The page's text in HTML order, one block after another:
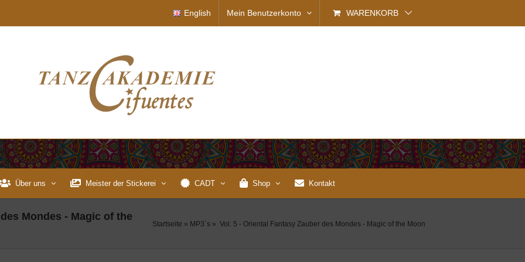
English Mein Benutzerkonto WARENKORB
Über uns Meister der Stickerei CADT Shop Kontakt
Mondes - Magic of the
Startseite » MP3´s » Vol. 5 - Oriental Fantasy Zauber des Mondes - Magic of the Moon